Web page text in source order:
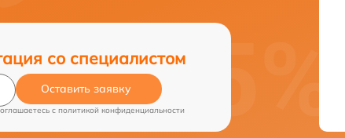
со специалистом
Оставить заявку
c политикой конфиденциальности